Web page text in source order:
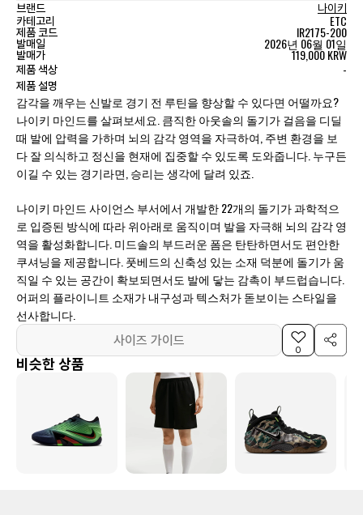
브랜드
나이키
카테고리
ETC
제품 코드 IR2175-200
발매일 2026년 06월 01일
발매가 119,000 KRW
제품 색상 -
제품 설명
감각을 깨우는 신발로 경기 전 루틴을 향상할 수 있다면 어떨까요?
나이키 마인드를 살펴보세요. 큼직한 아웃솔의 돌기가 걸음을 디딜
때 발에 압력을 가하며 뇌의 감각 영역을 자극하여, 주변 환경을 보
다 잘 의식하고 정신을 현재에 집중할 수 있도록 도와줍니다. 누구든
이길 수 있는 경기라면, 승리는 생각에 달려 있죠.
나이키 마인드 사이언스 부서에서 개발한 22개의 돌기가 과학적으
로 입증된 방식에 따라 위아래로 움직이며 발을 자극해 뇌의 감각 영
역을 활성화합니다. 미드솔의 부드러운 폼은 탄탄하면서도 편안한
쿠셔닝을 제공합니다. 풋베드의 신축성 있는 소재 덕분에 돌기가 움
직일 수 있는 공간이 확보되면서도 발에 닿는 감촉이 부드럽습니다.
어퍼의 플라이니트 소재가 내구성과 텍스처가 돋보이는 스타일을
선사합니다.
사이즈 가이드
0
비슷한 상품